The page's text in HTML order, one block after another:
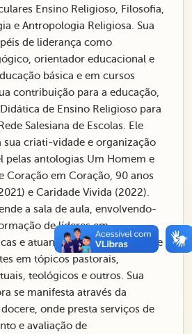
Ensino Religioso, Filosofia,
e Antropologia Religiosa. Sua
de liderança como
orientador educacional e
básica e em cursos
contribuição para a educação,
de Ensino Religioso para
Salesiana de Escolas. Ele
criati-vidade e organização
pelas antologias Um Homem e
Coração em Coração, 90 anos
e Caridade Vivida (2022).
a sala de aula, envolvendo-
de líderes em
e atuando como palestrante e
em tópicos pastorais,
teológicos e outros. Sua
se manifesta através da
onde presta serviços de
e avaliação de